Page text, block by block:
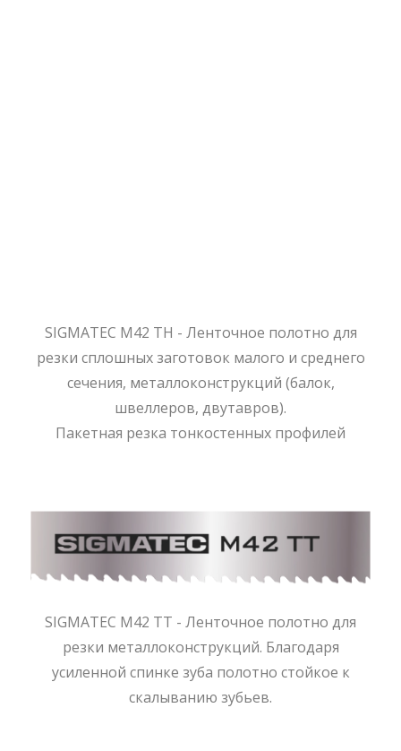
SIGMATEC M42 TH - Ленточное полотно для
резки сплошных заготовок малого и среднего
сечения, металлоконструкций (балок,
швеллеров, двутавров).
Пакетная резка тонкостенных профилей
SIGMATEC M42 TT - Ленточное полотно для
резки металлоконструкций. Благодаря
усиленной спинке зуба полотно стойкое к
скалыванию зубьев.